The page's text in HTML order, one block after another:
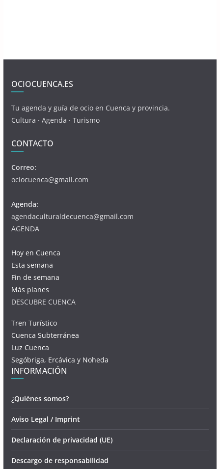
OCIOCUENCA.ES
Tu agenda y guía de ocio en Cuenca y provincia.
Cultura · Agenda · Turismo
CONTACTO
Correo:
ociocuenca@gmail.com
Agenda:
agendaculturaldecuenca@gmail.com
AGENDA
Hoy en Cuenca
Esta semana
Fin de semana
Más planes
DESCUBRE CUENCA
Tren Turístico
Cuenca Subterránea
Luz Cuenca
Segóbriga, Ercávica y Noheda
INFORMACIÓN
¿Quiénes somos?
Aviso Legal / Imprint
Declaración de privacidad (UE)
Descargo de responsabilidad